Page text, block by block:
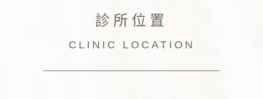
診所位置
CLINIC LOCATION